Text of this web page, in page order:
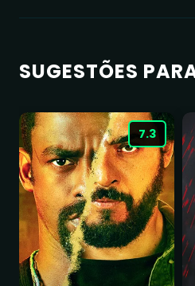
SUGESTÕES
7.3